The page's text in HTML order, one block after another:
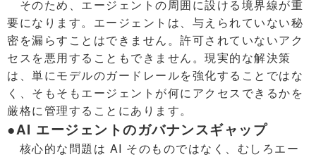
そのため、エージェントの周囲に設ける境界線が重
要になります。エージェントは、与えられていない秘
密を漏らすことはできません。許可されていないアク
セスを悪用することもできません。現実的な解決策
は、単にモデルのガードレールを強化することではな
く、そもそもエージェントが何にアクセスできるかを
厳格に管理することにあります。
●AI エージェントのガバナンスギャップ
核心的な問題は AI そのものではなく、むしろエー